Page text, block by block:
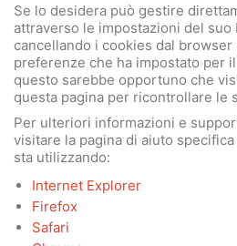
Se lo desidera può gestire
attraverso le impostazioni del suo
cancellando i cookies dal
preferenze che ha impostato per
questo sarebbe opportuno che
questa pagina per ricontrollare le
Per ulteriori informazioni e
visitare la pagina di aiuto
sta utilizzando:
Internet Explorer
Firefox
Safari